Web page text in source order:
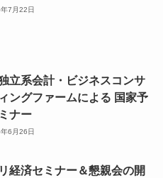
7月22日
立系会計・ビジネスコンサ
ングファームによる 国家予
ナー
6月26日
経済セミナー＆懇親会の開